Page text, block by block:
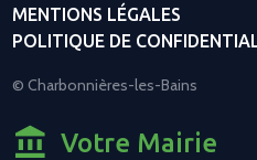
MENTIONS LÉGALES
POLITIQUE DE
© Charbonnières-les-Bains
Votre Mairie